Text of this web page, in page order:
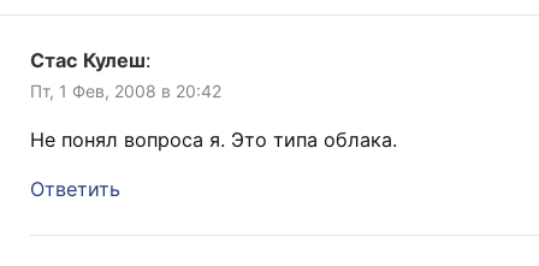
Стас Кулеш:
Пт, 1 Фев, 2008 в 20:42
Не понял вопроса я. Это типа облака.
Ответить